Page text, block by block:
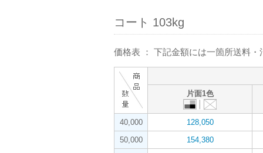
コート 103kg
価格表 ： 下記金額には一箇所送料
片面1色
40,000
128,050
50,000
154,380